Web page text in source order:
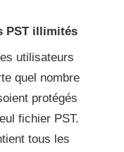
PST illimités
utilisateurs
quel nombre
protégés
fichier PST.
tous les